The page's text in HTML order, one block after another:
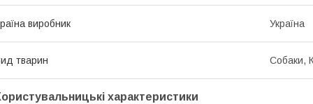
виробник Україна
тварин Собаки,
характеристики